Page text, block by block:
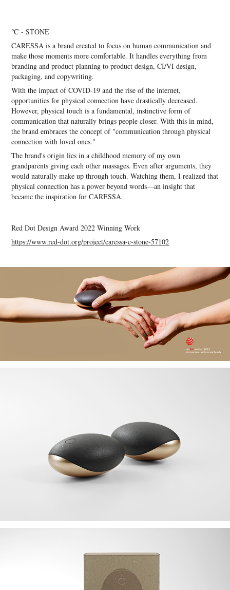
℃ - STONE
CARESSA is a brand created to focus on human communication and
make those moments more comfortable. It handles everything from
branding and product planning to product design, CI/VI design,
packaging, and copywriting.
With the impact of COVID-19 and the rise of the internet,
opportunities for physical connection have drastically decreased.
However, physical touch is a fundamental, instinctive form of
communication that naturally brings people closer. With this in mind,
the brand embraces the concept of "communication through physical
connection with loved ones."
The brand's origin lies in a childhood memory of my own
grandparents giving each other massages. Even after arguments, they
would naturally make up through touch. Watching them, I realized that
physical connection has a power beyond words—an insight that
became the inspiration for CARESSA.
Red Dot Design Award 2022 Winning Work
https://www.red-dot.org/project/caressa-c-stone-57102